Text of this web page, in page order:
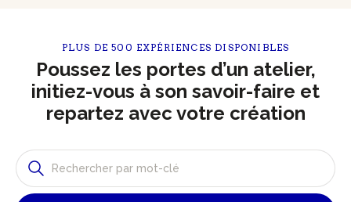
PLUS DE 500 EXPÉRIENCES DISPONIBLES
Poussez les portes d’un atelier,
initiez-vous à son savoir-faire et
repartez avec votre création